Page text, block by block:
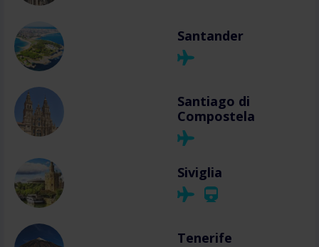
Santander
Santiago di
Compostela
Siviglia
Tenerife